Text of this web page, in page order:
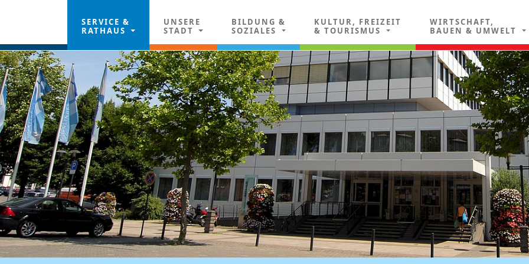
SERVICE &
RATHAUS
UNSERE
STADT
BILDUNG &
SOZIALES
KULTUR, FREIZEIT
& TOURISMUS
WIRTSCHAFT,
BAUEN & UMWELT